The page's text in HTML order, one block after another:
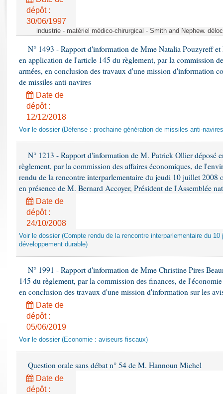
Rapports d'enquête
Rapports législatifs
Dossiers législatifs
Budget et sécurité sociale
Questions écrites et orales
Comptes rendus des débats
dépôt :
30/06/1997
industrie - matériel médico-chirurgical - Smith and Nephew.
N° 1493 - Rapport d'information de Mme Natalia Pouzyreff
en application de l'article 145 du règlement, par la commission
armées, en conclusion des travaux d'une mission d'information
de missiles anti-navires
Date de
dépôt :
12/12/2018
Voir le dossier (Défense : prochaine génération de missiles anti-
N° 1213 - Rapport d'information de M. Patrick Ollier déposé
règlement, par la commission des affaires économiques, de
rendu de la rencontre interparlementaire du jeudi 10 juillet 2008
en présence de M. Bernard Accoyer, Président de l'Assemblée
Date de
dépôt :
24/10/2008
Voir le dossier (Compte rendu de la rencontre interparlementaire du
développement durable)
N° 1991 - Rapport d'information de Mme Christine Pires
145 du règlement, par la commission des finances, de
en conclusion des travaux d'une mission d'information sur les
Date de
dépôt :
05/06/2019
Voir le dossier (Economie : aviseurs fiscaux)
Question orale sans débat n° 54 de M. Hannoun Michel
Date de
dépôt :